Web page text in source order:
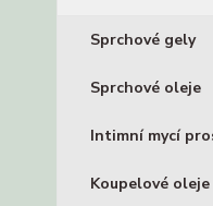
Sprchové gely
Sprchové oleje
Intimní mycí
Koupelové oleje